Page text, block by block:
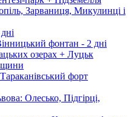
Зарваниця, Микулинці і
фонтан - 2 дні
озерах + Луцьк
форт
Олесько, Підгірці,